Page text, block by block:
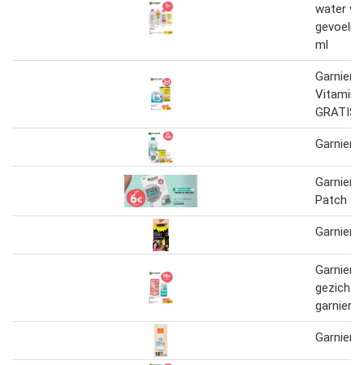
water
ml
Garnier
GRATIS
Garnier
Garnier
Patch
Garnier
Garnier
garnier
Garnier